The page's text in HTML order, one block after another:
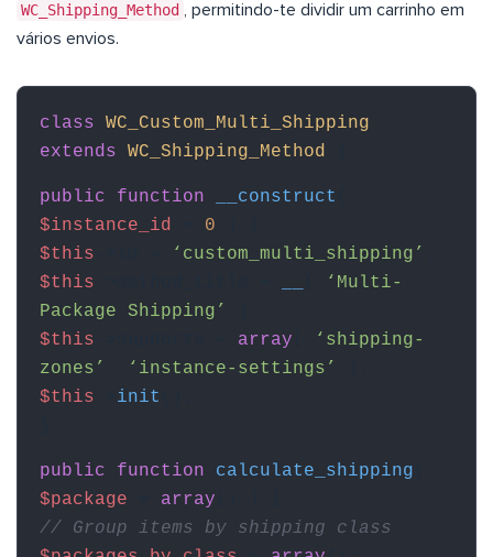
WC_Shipping_Method
, permitindo-te dividir um carrinho em
vários envios.
class
WC_Custom_Multi_Shipping
extends
WC_Shipping_Method
public function __construct
$instance_id
0
$this
‘custom_multi_shipping’
$this
‘Multi-
Package Shipping’
$this
array
‘shipping-
zones’
‘instance-settings’
$this
init
public function calculate_shipping
$package
array
// Group items by shipping class